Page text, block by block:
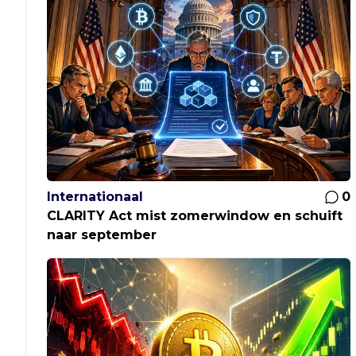
Internationaal
0
CLARITY Act mist zomerwindow en schuift
naar september